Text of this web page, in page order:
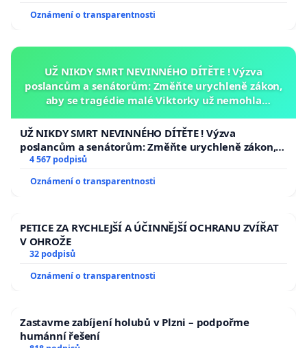
Oznámení o transparentnosti
UŽ NIKDY SMRT NEVINNÉHO DÍTĚTE ! Výzva
poslancům a senátorům: Změňte urychleně zákon,
aby se tragédie malé Viktorky už nemohla
UŽ NIKDY SMRT NEVINNÉHO DÍTĚTE ! Výzva
poslancům a senátorům: Změňte urychleně zákon,
aby se tragédie malé Viktorky už nemohla opakovat!
4 567 podpisů
Oznámení o transparentnosti
PETICE ZA RYCHLEJŠÍ A ÚČINNĚJŠÍ OCHRANU ZVÍŘAT
V OHROŽE
32 podpisů
Oznámení o transparentnosti
Zastavme zabíjení holubů v Plzni – podpořme
humánní řešení